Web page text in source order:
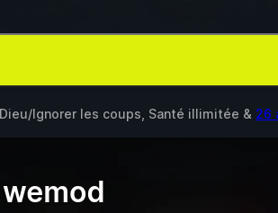
Ignorer les coups, Santé illimitée & 26